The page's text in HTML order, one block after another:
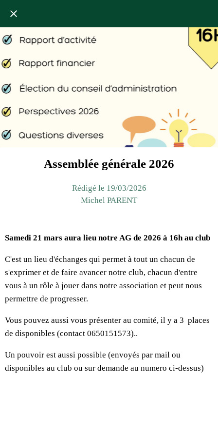
Assemblée générale 2026
Rédigé le 19/03/2026
Michel PARENT
Samedi 21 mars aura lieu notre AG de 2026 à 16h au club
C'est un lieu d'échanges qui permet à tout un chacun de
s'exprimer et de faire avancer notre club, chacun d'entre
vous à un rôle à jouer dans notre association et peut nous
permettre de progresser.
Vous pouvez aussi vous présenter au comité, il y a 3 places
de disponibles (contact 0650151573)..
Un pouvoir est aussi possible (envoyés par mail ou
disponibles au club ou sur demande au numero ci-dessus)